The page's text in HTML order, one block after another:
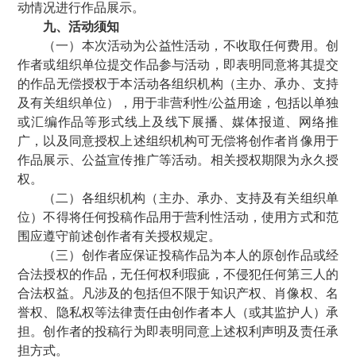
动情况进行作品展示。
九、活动须知
（一）本次活动为公益性活动，不收取任何费用。创
作者或组织单位提交作品参与活动，即表明同意将其提交
的作品无偿授权于本活动各组织机构（主办、承办、支持
及有关组织单位），用于非营利性/公益用途，包括以单独
或汇编作品等形式线上及线下展播、媒体报道、网络推
广，以及同意授权上述组织机构可无偿将创作者肖像用于
作品展示、公益宣传推广等活动。相关授权期限为永久授
权。
（二）各组织机构（主办、承办、支持及有关组织单
位）不得将任何投稿作品用于营利性活动，使用方式和范
围应遵守前述创作者有关授权规定。
（三）创作者应保证投稿作品为本人的原创作品或经
合法授权的作品，无任何权利瑕疵，不侵犯任何第三人的
合法权益。凡涉及的包括但不限于知识产权、肖像权、名
誉权、隐私权等法律责任由创作者本人（或其监护人）承
担。创作者的投稿行为即表明同意上述权利声明及责任承
担方式。